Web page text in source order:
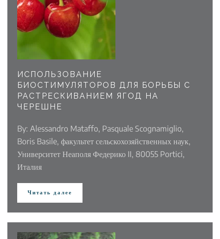
ИСПОЛЬЗОВАНИЕ
БИОСТИМУЛЯТОРОВ ДЛЯ БОРЬБЫ С
РАСТРЕСКИВАНИЕМ ЯГОД НА
ЧЕРЕШНЕ
By: Alessandro Mataffo, Pasquale Scognamiglio,
Boris Basile, факультет сельскохозяйственных наук,
Университет Неаполя Федерико II, 80055 Portici,
Италия
Читать далее